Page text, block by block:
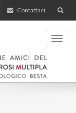
Contattaci